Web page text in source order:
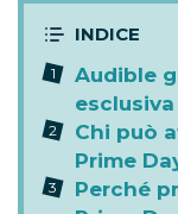
Audible
Chi può
Prime
Perché